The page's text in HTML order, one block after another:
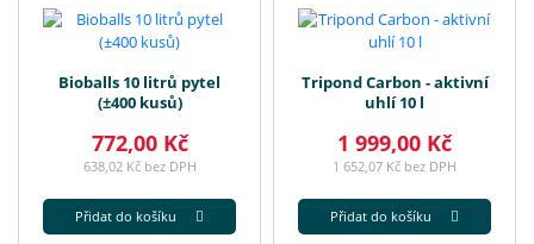
Bioballs 10 litrů pytel
(±400 kusů)
772,00 Kč
638,02 Kč bez DPH
Přidat do košíku
Tripond Carbon - aktivní
uhlí 10 l
1 999,00 Kč
1 652,07 Kč bez DPH
Přidat do košíku